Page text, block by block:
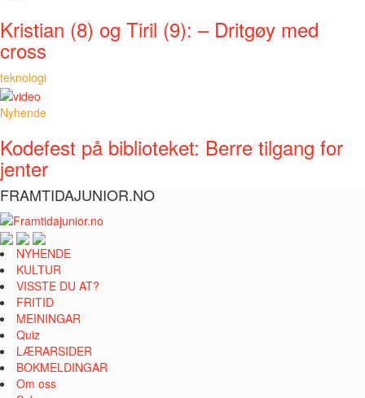
Kristian (8) og Tiril (9): – Dritgøy med
cross
teknologi
Nyhende
Kodefest på biblioteket: Berre tilgang for
jenter
FRAMTIDAJUNIOR.NO
NYHENDE
KULTUR
VISSTE DU AT?
FRITID
MEININGAR
Quiz
LÆRARSIDER
BOKMELDINGAR
Om oss